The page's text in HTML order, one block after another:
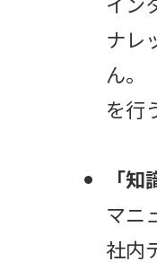
ナレ
ん。
を行
「
マニ
社内